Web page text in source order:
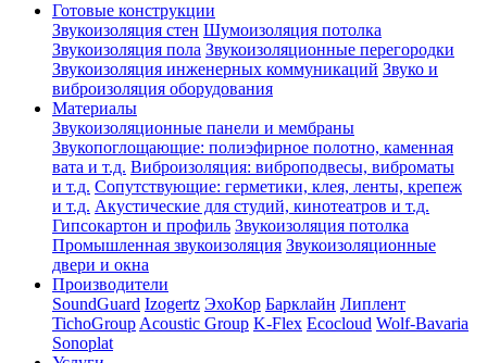
Готовые конструкции
Звукоизоляция стен Шумоизоляция потолка
Звукоизоляция пола Звукоизоляционные перегородки
Звукоизоляция инженерных коммуникаций Звуко и
виброизоляция оборудования
Материалы
Звукоизоляционные панели и мембраны
Звукопоглощающие: полиэфирное полотно, каменная
вата и т.д. Виброизоляция: виброподвесы, виброматы
и т.д. Сопутствующие: герметики, клея, ленты, крепеж
и т.д. Акустические для студий, кинотеатров и т.д.
Гипсокартон и профиль Звукоизоляция потолка
Промышленная звукоизоляция Звукоизоляционные
двери и окна
Производители
SoundGuard Izogertz ЭхоКор Барклайн Липлент
TichoGroup Acoustic Group K-Flex Ecocloud Wolf-Bavaria
Sonoplat